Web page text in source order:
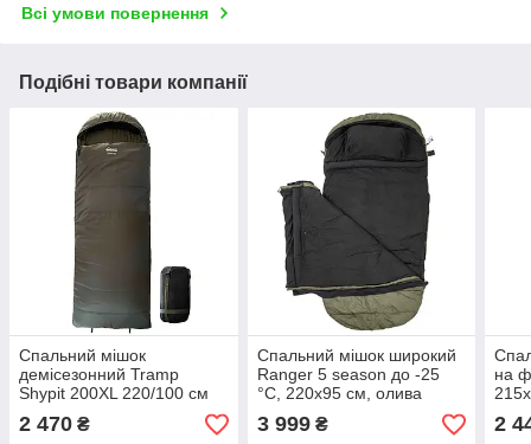
Всі умови повернення
Подібні товари компанії
Спальний мішок
демісезонний Tramp
Shypit 200XL 220/100 см
лівий, олива
2 470 ₴
Спальний мішок широкий
Ranger 5 season до -25
°C, 220х95 см, олива
3 999₴
на
2